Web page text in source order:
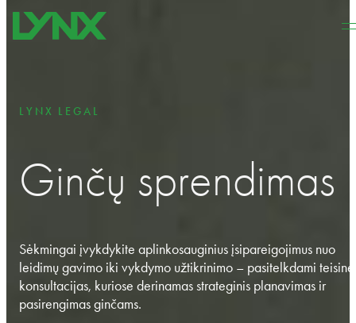
Pereiti prie pagrindinio turinio
LYNX LEGAL
Ginčų sprendimas
Sėkmingai įvykdykite aplinkosauginius įsipareigojimus nuo
leidimų gavimo iki vykdymo užtikrinimo – pasitelkdami
konsultacijas, kuriose derinamas strateginis planavimas ir
pasirengimas ginčams.